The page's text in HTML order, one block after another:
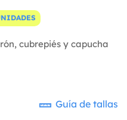
cubrepiés y capucha
Guía de tallas